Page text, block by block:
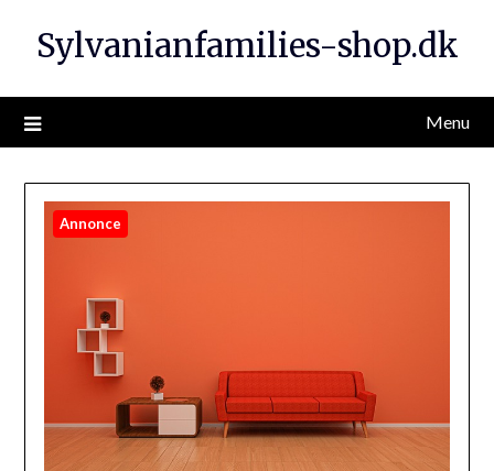
Sylvanianfamilies-shop.dk
Menu
Annonce